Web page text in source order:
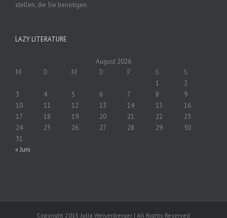
stellen, die Sie benötigen.
LAZY LITERATURE
August 2026
M D M D F S S
1
2
3
4 5 6 7 8
9
10
11 12 13 14 15
16
17
18 19 20 21 22
23
24
25 26 27 28 29
30
31
« Juni
Copyright 2015 Julia Weisenberger | All Rights Reserved